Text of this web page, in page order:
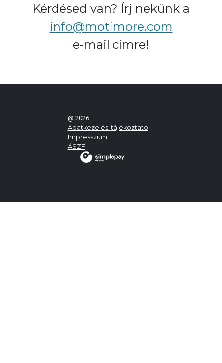
Kérdésed van? Írj nekünk a
info@motimore.com
e-mail címre!
@ 2026
Adatkezelési tájékoztató
Impresszum
ÁSZF